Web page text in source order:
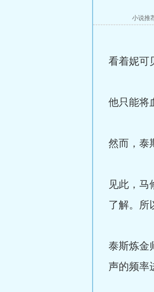
小说推
看着妮可
他只能将
然而，泰
见此，马
了解。所
泰斯炼金
声的频率